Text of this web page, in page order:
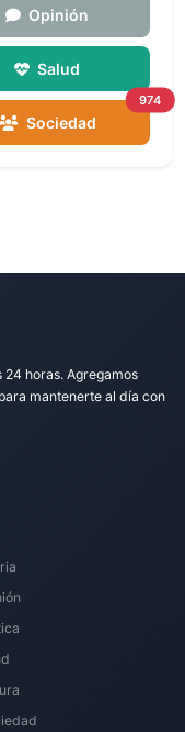
Opinión
Salud
Sociedad
974
horas. Agregamos
mantenerte al día con